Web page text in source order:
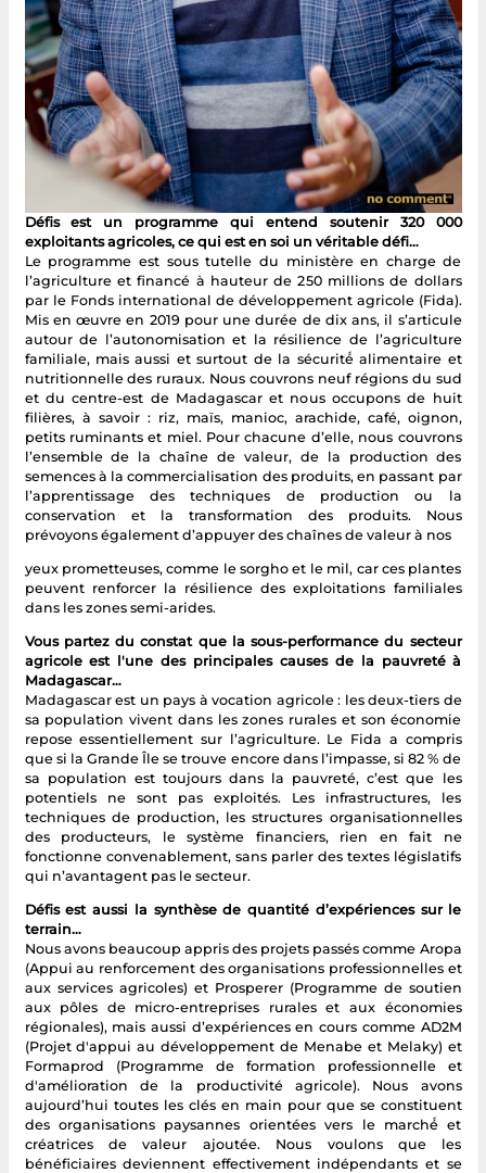
Défis est un programme qui entend soutenir 320 000
exploitants agricoles, ce qui est en soi un véritable défi…
Le programme est sous tutelle du ministère en charge de
l’agriculture et financé à hauteur de 250 millions de dollars
par le Fonds international de développement agricole (Fida).
Mis en œuvre en 2019 pour une durée de dix ans, il s’articule
autour de l’autonomisation et la résilience de l’agriculture
familiale, mais aussi et surtout de la sécurité́ alimentaire et
nutritionnelle des ruraux. Nous couvrons neuf régions du sud
et du centre-est de Madagascar et nous occupons de huit
filières, à savoir : riz, maïs, manioc, arachide, café, oignon,
petits ruminants et miel. Pour chacune d’elle, nous couvrons
l’ensemble de la chaîne de valeur, de la production des
semences à la commercialisation des produits, en passant par
l’apprentissage des techniques de production ou la
conservation et la transformation des produits. Nous
prévoyons également d’appuyer des chaînes de valeur à nos
yeux prometteuses, comme le sorgho et le mil, car ces plantes
peuvent renforcer la résilience des exploitations familiales
dans les zones semi-arides.
Vous partez du constat que la sous-performance du secteur
agricole est l'une des principales causes de la pauvreté à
Madagascar…
Madagascar est un pays à vocation agricole : les deux-tiers de
sa population vivent dans les zones rurales et son économie
repose essentiellement sur l’agriculture. Le Fida a compris
que si la Grande Île se trouve encore dans l’impasse, si 82 % de
sa population est toujours dans la pauvreté, c’est que les
potentiels ne sont pas exploités. Les infrastructures, les
techniques de production, les structures organisationnelles
des producteurs, le système financiers, rien en fait ne
fonctionne convenablement, sans parler des textes législatifs
qui n’avantagent pas le secteur.
Défis est aussi la synthèse de quantité d’expériences sur le
terrain…
Nous avons beaucoup appris des projets passés comme Aropa
(Appui au renforcement des organisations professionnelles et
aux services agricoles) et Prosperer (Programme de soutien
aux pôles de micro-entreprises rurales et aux économies
régionales), mais aussi d’expériences en cours comme AD2M
(Projet d'appui au développement de Menabe et Melaky) et
Formaprod (Programme de formation professionnelle et
d'amélioration de la productivité agricole). Nous avons
aujourd’hui toutes les clés en main pour que se constituent
des organisations paysannes orientées vers le marché́ et
créatrices de valeur ajoutée. Nous voulons que les
bénéficiaires deviennent effectivement indépendants et se